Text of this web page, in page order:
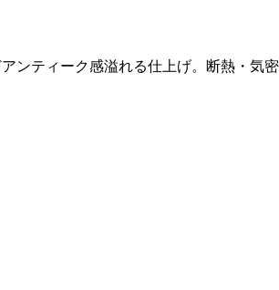
ンティーク感溢れる仕上げ。断熱・